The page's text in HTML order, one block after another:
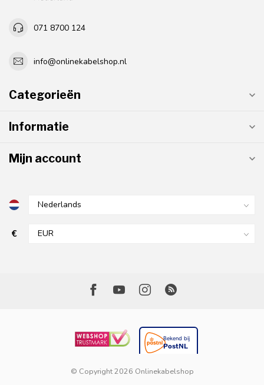
071 8700 124
info@onlinekabelshop.nl
Categorieën
Informatie
Mijn account
€
© Copyright 2026 Onlinekabelshop